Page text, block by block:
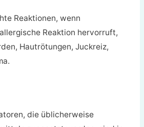
Reaktionen, wenn
Reaktion hervorruft,
Hautrötungen, Juckreiz,
die üblicherweise